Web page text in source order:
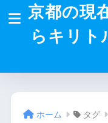
京都の現
らキリ
ホーム タグ